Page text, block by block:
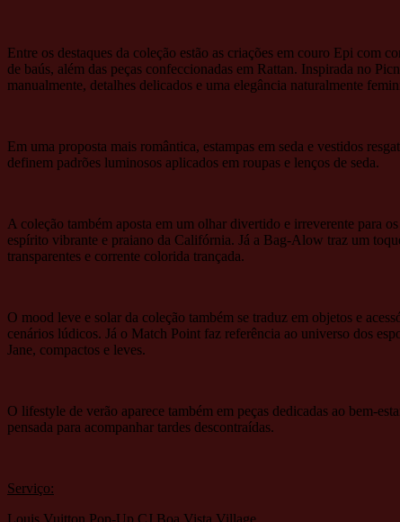
Entre os destaques da coleção estão as criações em couro Epi com
de baús, além das peças confeccionadas em Rattan. Inspirada no
manualmente, detalhes delicados e uma elegância naturalmente
Em uma proposta mais romântica, estampas em seda e vestidos
definem padrões luminosos aplicados em roupas e lenços de seda.
A coleção também aposta em um olhar divertido e irreverente para
espírito vibrante e praiano da Califórnia. Já a Bag-Alow traz um
transparentes e corrente colorida trançada.
O mood leve e solar da coleção também se traduz em objetos e
cenários lúdicos. Já o Match Point faz referência ao universo dos
Jane, compactos e leves.
O lifestyle de verão aparece também em peças dedicadas ao bem-
pensada para acompanhar tardes descontraídas.
Serviço:
Louis Vuitton Pop-Up CJ Boa Vista Village